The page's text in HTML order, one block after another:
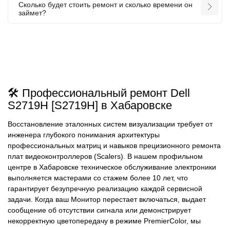
Сколько будет стоить ремонт и сколько времени он
займет?
🛠️ Профессиональный ремонт Dell
S2719H [S2719H] в Хабаровске
Восстановление эталонных систем визуализации требует от
инженера глубокого понимания архитектуры
профессиональных матриц и навыков прецизионного ремонта
плат видеоконтроллеров (Scalers). В нашем профильном
центре в Хабаровске техническое обслуживание электроники
выполняется мастерами со стажем более 10 лет, что
гарантирует безупречную реализацию каждой сервисной
задачи. Когда ваш Монитор перестает включаться, выдает
сообщение об отсутствии сигнала или демонстрирует
некорректную цветопередачу в режиме PremierColor, мы